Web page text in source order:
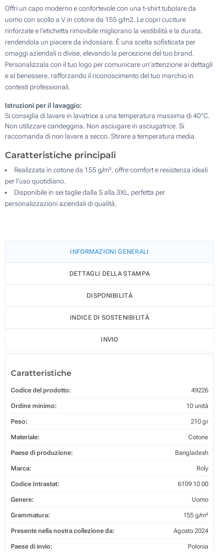
Offri un capo moderno e confortevole con una t-shirt tubolare da
uomo con scollo a V in cotone da 155 g/m2. Le copri cuciture
rinforzate e l'etichetta rimovibile migliorano la vestibilità e la durata,
rendendola un piacere da indossare. È una scelta sofisticata per
omaggi aziendali o divise, elevando la percezione del tuo brand.
Personalizzala con il tuo logo per comunicare un'attenzione ai dettagli
e al benessere, rafforzando il riconoscimento del tuo marchio in
contesti professionali.
Istruzioni per il lavaggio:
Si consiglia di lavare in lavatrice a una temperatura massima di 40°C.
Non utilizzare candeggina. Non asciugare in asciugatrice. Si
raccomanda di non lavare a secco. Stirare a temperatura media.
Caratteristiche principali
Realizzata in cotone da 155 g/m², offre comfort e resistenza ideali
per l’uso quotidiano.
Disponibile in sei taglie dalla S alla 3XL, perfetta per
personalizzazioni aziendali di qualità.
INFORMAZIONI GENERALI
DETTAGLI DELLA STAMPA
DISPONIBILITÀ
INDICE DI SOSTENIBILITÀ
INVIO
Caratteristiche
Codice del prodotto: 49226
Ordine minimo: 10 unità
Peso: 210 gr
Materiale: Cotone
Paese di produzione: Bangladesh
Marca: Roly
Codice Intrastat: 6109 10 00
Genere: Uomo
Grammatura: 155 g/m²
Presente nella nostra collezione da: Agosto 2024
Paese di invio: Polonia